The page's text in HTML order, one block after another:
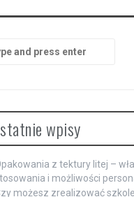
wpisy
z tektury litej –
i możliwości
możesz zrealizować